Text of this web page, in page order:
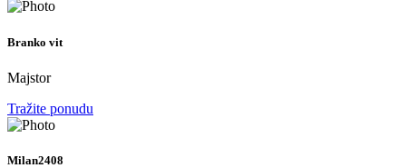
Branko vit
Majstor
Tražite ponudu
Milan2408